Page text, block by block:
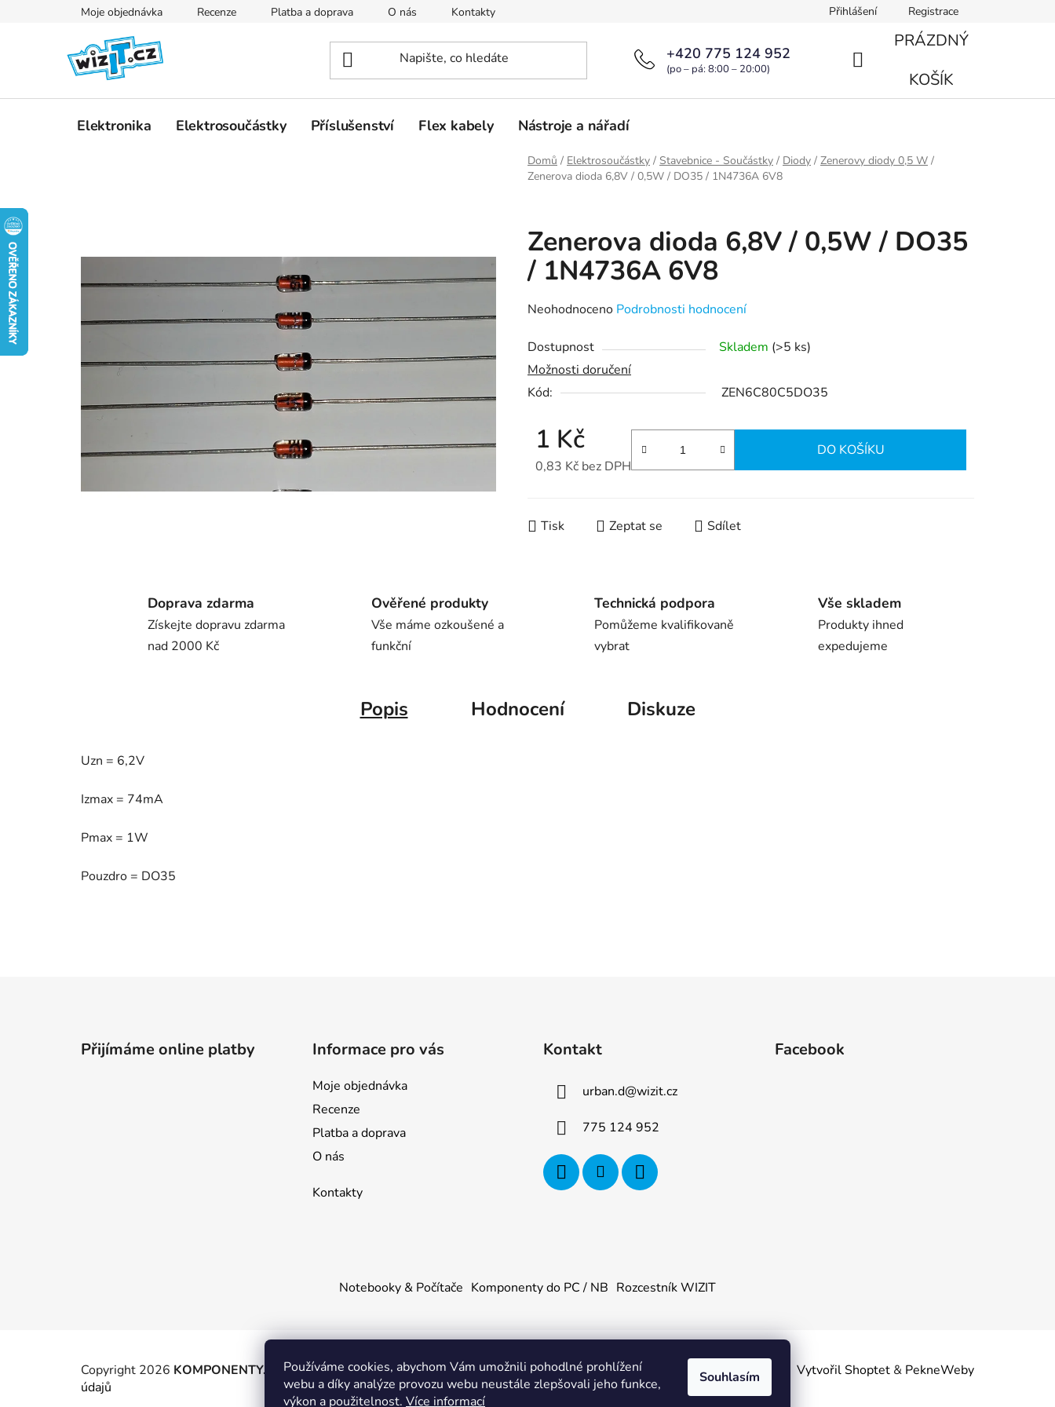
Používáme cookies, abychom Vám umožnili pohodlné prohlížení
webu a díky analýze provozu webu neustále zlepšovali jeho funkce,
výkon a použitelnost. Více informací
Souhlasím
Moje objednávka Recenze Platba a doprava O nás Kontakty Přihlášení Registrace
+420 775 124 952
(po – pá: 8:00 – 20:00)
NÁKUPNÍ
PRÁZDNÝ
KOŠÍK
Elektronika Elektrosoučástky Příslušenství Flex kabely Nástroje a nářadí
Domů / Elektrosoučástky / Stavebnice - Součástky / Diody / Zenerovy diody 0,5 W /
Zenerova dioda 6,8V / 0,5W / DO35 / 1N4736A 6V8
Zenerova dioda 6,8V / 0,5W / DO35
/ 1N4736A 6V8
Průměrné
produktu
je
0,0
hvězdiček.
Neohodnoceno Podrobnosti hodnocení
Dostupnost Skladem (>5 ks)
Možnosti doručení
Kód:
ZEN6C80C5DO35
1 Kč
0,83 Kč bez DPH
DO KOŠÍKU
Tisk Zeptat se Sdílet
Doprava zdarma
Získejte dopravu zdarma
nad 2000 Kč
Ověřené produkty
Vše máme ozkoušené a
funkční
Technická podpora
Pomůžeme kvalifikovaně
vybrat
Vše skladem
Produkty ihned
expedujeme
Popis Hodnocení Diskuze
Uzn = 6,2V
Izmax = 74mA
Pmax = 1W
Pouzdro = DO35
Přijímáme online platby Informace pro vás
Moje objednávka
Recenze
Platba a doprava
O nás
Kontakty
Kontakt
urban.d@wizit.cz
775 124 952
Facebook
Notebooky & Počítače Komponenty do PC / NB Rozcestník WIZIT
Vytvořil Shoptet & PekneWeby
Copyright 2026 KOMPONENTY.NET / WIZIT.EU. Všechna práva vyhrazena.|Obchodní podmínky|Ochrana osobních
údajů